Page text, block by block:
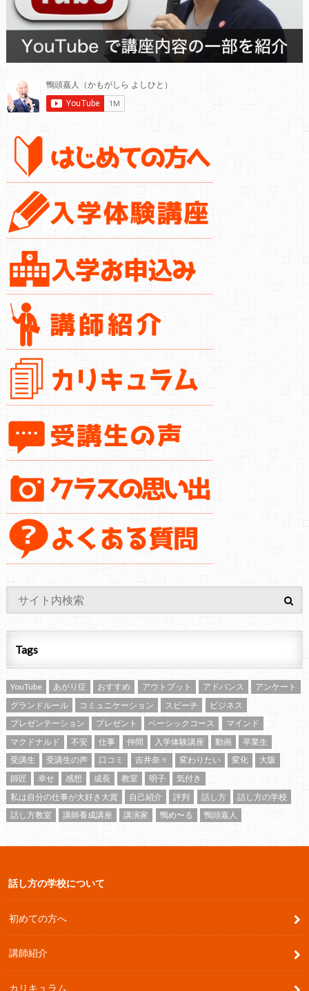
Tags
YouTube あがり症 おすすめ アウトプット アドバンス
アンケート
グランドルール
コミュニケーション スピーチ
ビジネス
プレゼンテーション
プレゼント ベーシックコース
マインド
マクドナルド
不安 仕事 仲間 入学体験講座 動画
卒業生
受講生
受講生の声 口コミ 吉井奈々 変わりたい 変化
大阪
師匠
幸せ 感想 成長 教室 明子
気付き
私は自分の仕事が大好き大賞
自己紹介 評判 話し方
話し方の学校
話し方教室
講師養成講座 講演家 鴨め〜る 鴨頭嘉人
話し方の学校について
初めての方へ
講師紹介
カリキュラム